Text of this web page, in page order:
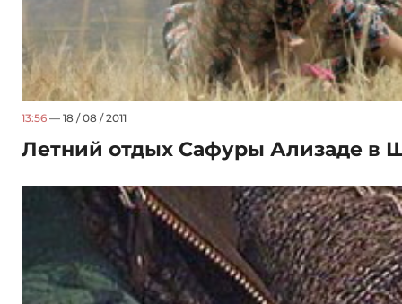
13:56 — 18 / 08 / 2011
Летний отдых Сафуры Ализаде в